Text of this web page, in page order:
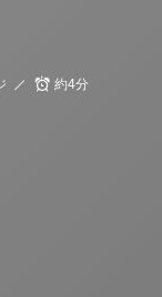
約4分